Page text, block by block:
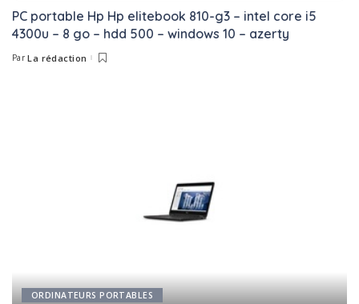
PC portable Hp Hp elitebook 810-g3 – intel core i5
4300u – 8 go – hdd 500 – windows 10 – azerty
Posted
Par La rédaction
ORDINATEURS PORTABLES